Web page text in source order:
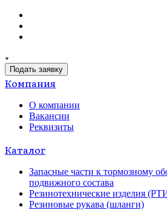
Подать заявку
Компания
О компании
Вакансии
Реквизиты
Каталог
Запасные части к тормозному
подвижного состава
Резинотехнические изделия
Резиновые рукава (шланги)